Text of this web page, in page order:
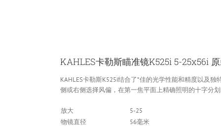
KAHLES卡勒斯瞄准镜K525i 5-25x56i
KAHLES卡勒斯K525i结合了*佳的光学性能和精度以及
侧或右侧选择风偏，在第一焦平面上精确照明的十字分
放大
5-25
物镜直径
56毫米